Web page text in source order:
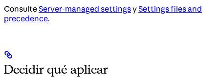
ConsulteServer-managed settingsySettings files and
precedence.
Decidir qué aplicar